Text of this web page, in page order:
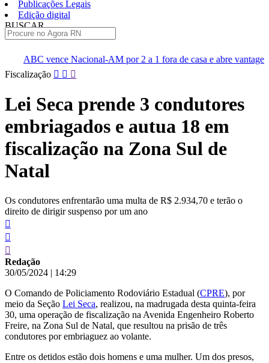
Publicações Legais
Edição digital
BUSCAR
AM por 2 a 1 fora de casa e abre vantagem nas quartas
Pular
conteúdo
Fiscalização
Lei Seca prende 3 condutores
embriagados e autua 18 em
fiscalização na Zona Sul de
Natal
Os condutores enfrentarão uma multa de R$ 2.934,70 e terão o
direito de dirigir suspenso por um ano
Redação
30/05/2024 | 14:29
O Comando de Policiamento Rodoviário Estadual (CPRE), por
meio da Seção Lei Seca, realizou, na madrugada desta quinta-feira
30, uma operação de fiscalização na Avenida Engenheiro Roberto
Freire, na Zona Sul de Natal, que resultou na prisão de três
condutores por embriaguez ao volante.
Entre os detidos estão dois homens e uma mulher. Um dos presos,